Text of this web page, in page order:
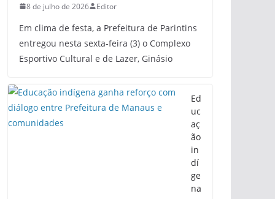
8 de julho de 2026 Editor
Em clima de festa, a Prefeitura de Parintins
entregou nesta sexta-feira (3) o Complexo
Esportivo Cultural e de Lazer, Ginásio
Ed
uc
aç
ão
in
dí
ge
na